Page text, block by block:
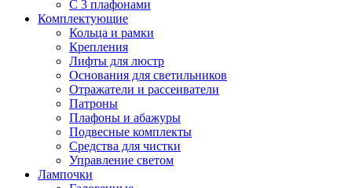
С 3 плафонами
Комплектующие
Кольца и рамки
Крепления
Лифты для люстр
Основания для светильников
Отражатели и рассеиватели
Патроны
Плафоны и абажуры
Подвесные комплекты
Средства для чистки
Управление светом
Лампочки